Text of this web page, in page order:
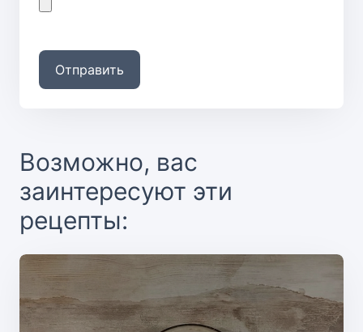
Отправить
Возможно, вас
заинтересуют эти
рецепты: